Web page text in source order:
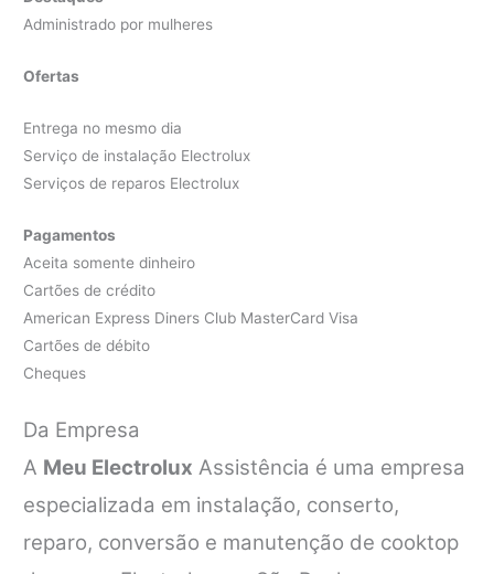
Administrado por mulheres
Ofertas
Entrega no mesmo dia
Serviço de instalação Electrolux
Serviços de reparos Electrolux
Pagamentos
Aceita somente dinheiro
Cartões de crédito
American Express Diners Club MasterCard Visa
Cartões de débito
Cheques
Da Empresa
A Meu Electrolux Assistência é uma empresa
especializada em instalação, conserto,
reparo, conversão e manutenção de cooktop